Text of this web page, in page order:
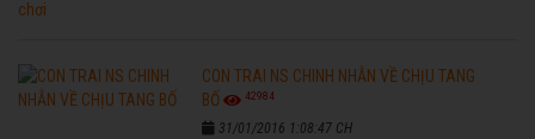
CON TRAI NS CHINH NHẪN VỀ CHỊU TANG
BỐ
42984
31/01/2016 1:08:47 CH